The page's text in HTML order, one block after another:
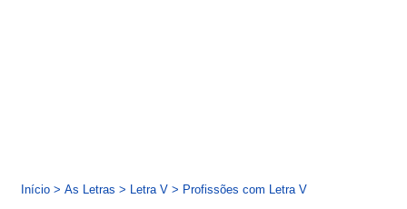
Início > As Letras > Letra V > Profissões com Letra V